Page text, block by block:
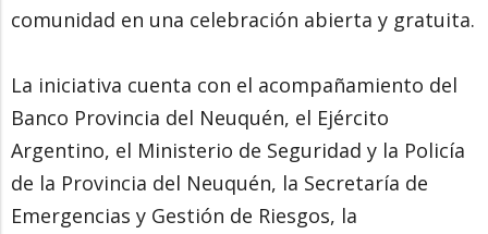
comunidad en una celebración abierta y gratuita.
La iniciativa cuenta con el acompañamiento del
Banco Provincia del Neuquén, el Ejército
Argentino, el Ministerio de Seguridad y la Policía
de la Provincia del Neuquén, la Secretaría de
Emergencias y Gestión de Riesgos, la